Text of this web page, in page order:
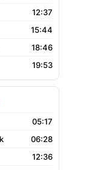
12:37
15:44
18:46
19:53
05:17
06:28
12:36